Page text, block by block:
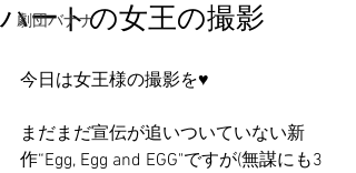
劇団バナナ
ハートの女王の撮影
今日は女王様の撮影を♥
まだまだ宣伝が追いついていない新
作“Egg, Egg and EGG"ですが(無謀にも3